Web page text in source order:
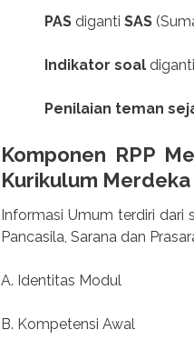
PAS diganti SAS
Indikator soal
Penilaian teman
Komponen RPP
Kurikulum
Informasi Umum terdiri dari
Pancasila, Sarana dan
A. Identitas Modul
B. Kompetensi Awal